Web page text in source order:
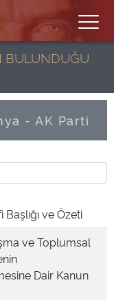
- AK Parti
Başlığı ve Özeti
ve Toplumsal
Dair Kanun